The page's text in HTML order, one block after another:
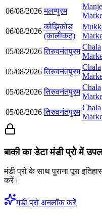
06/08/2026 मलप्पुरम
06/08/2026
कोझिकोड
(कालीकट)
05/08/2026 तिरुवनंतपुरम
Chala
05/08/2026 तिरुवनंतपुरम
Chala
05/08/2026 तिरुवनंतपुरम
Chala
05/08/2026 तिरुवनंतपुरम
Chala
बाकी का डेटा मंडी प्रो में
मंडी प्रो के साथ पुराना पूरा
करें।
मंडी प्रो अनलॉक करें